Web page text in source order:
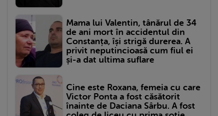
Mama lui Valentin, tânărul de 34
de ani mort în accidentul din
Constanța, își strigă durerea. A
privit neputincioasă cum fiul ei
și-a dat ultima suflare
Cine este Roxana, femeia cu care
Victor Ponta a fost căsătorit
înainte de Daciana Sârbu. A fost